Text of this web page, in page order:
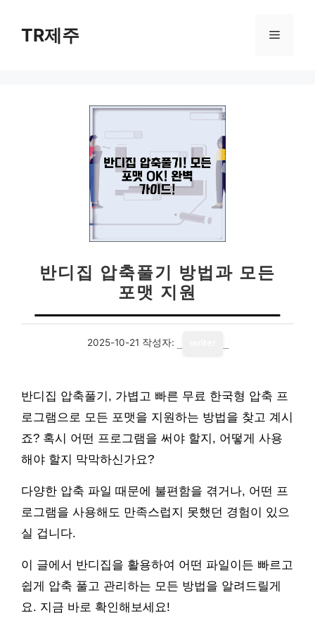
TR제주 메
반디집 압축풀기 방법과 모든
포맷 지원
2025-10-21 작성자:
반디집 압축풀기, 가볍고 빠른 무료 한국형 압축 프
로그램으로 모든 포맷을 지원하는 방법을 찾고 계시
죠? 혹시 어떤 프로그램을 써야 할지, 어떻게 사용
해야 할지 막막하신가요?
다양한 압축 파일 때문에 불편함을 겪거나, 어떤 프
로그램을 사용해도 만족스럽지 못했던 경험이 있으
실 겁니다.
이 글에서 반디집을 활용하여 어떤 파일이든 빠르고
쉽게 압축 풀고 관리하는 모든 방법을 알려드릴게
요. 지금 바로 확인해보세요!